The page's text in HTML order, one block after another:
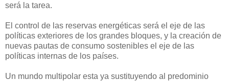
será la tarea.
El control de las reservas energéticas será el eje de las
políticas exteriores de los grandes bloques, y la creación de
nuevas pautas de consumo sostenibles el eje de las
políticas internas de los países.
Un mundo multipolar esta ya sustituyendo al predominio